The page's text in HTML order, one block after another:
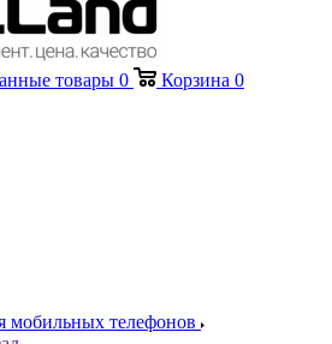
товары 0 Корзина 0
мобильных телефонов